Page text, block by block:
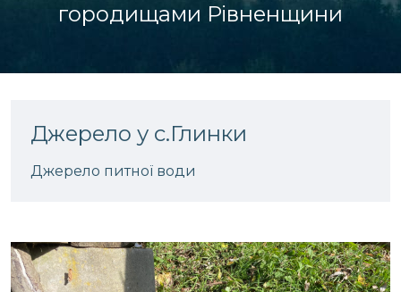
городищами Рівненщини
Джерело у с.Глинки
Джерело питної води